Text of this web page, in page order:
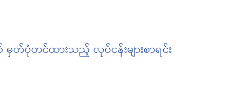
မှတ်ပုံတင်ထားသည့် လုပ်ငန်းများစာရင်း